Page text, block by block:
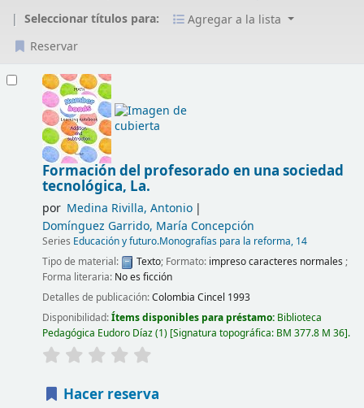
Seleccionar títulos para:
Agregar a la lista
Reservar
Formación del profesorado en una sociedad
tecnológica, La.
por Medina Rivilla, Antonio
Domínguez Garrido, María Concepción
Series Educación y futuro.Monografías para la reforma, 14
Tipo de material:
Texto; Formato: impreso caracteres normales ;
Forma literaria: No es ficción
Detalles de publicación:Colombia Cincel 1993
Disponibilidad:Ítems disponibles para préstamo: Biblioteca
Pedagógica Eudoro Díaz(1) Signatura topográfica: BM 377.8 M 36 .
Hacer reserva